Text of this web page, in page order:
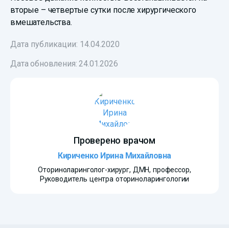
вторые – четвертые сутки после хирургического
вмешательства.
Дата публикации: 14.04.2020
Дата обновления:24.01.2026
Проверено врачом
Кириченко Ирина Михайловна
Оториноларинголог-хирург, ДМН, профессор,
Руководитель центра оториноларингологии